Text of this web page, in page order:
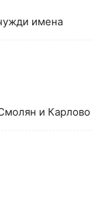
имена
и Карлово